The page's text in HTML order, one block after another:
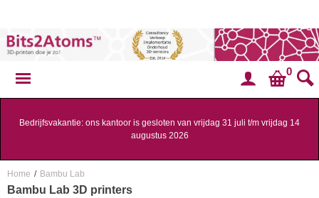
0
Bedrijfsvakantie: ons kantoor is gesloten van vrijdag 31 juli t/m vrijdag 14
augustus 2026
Home / Bambu Lab
Bambu Lab 3D printers